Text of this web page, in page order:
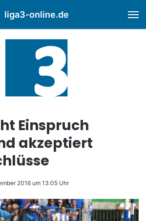
liga3-online.de
Einspruch
akzeptiert
2016 um 13:05 Uhr